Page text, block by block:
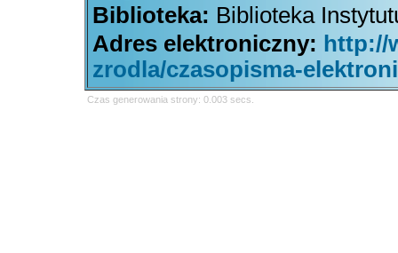
Biblioteka: Biblioteka
Adres elektroniczny: http://
zrodla/czasopisma-
Czas generowania strony: 0.003 secs.